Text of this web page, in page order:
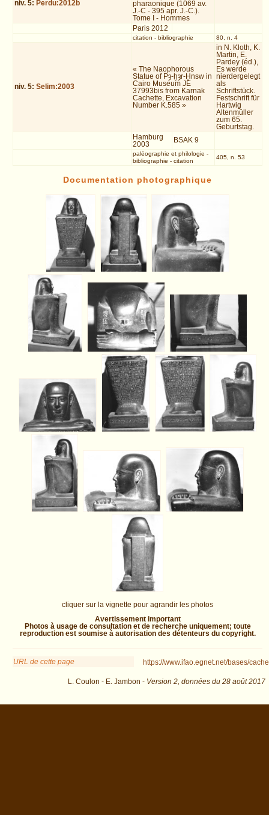
niv. 5: Perdu:2012b
pharaonique (1069 av.
J.-C - 395 apr. J.-C.).
Tome I - Hommes
Paris 2012
citation - bibliographie 80, n. 4
niv. 5:Selim:2003
« The Naophorous
Statue of Pȝ-ḫȝr-Ḫnsw in
Cairo Museum JE
37993bis from Karnak
Cachette, Excavation
Number K.585 »
in N. Kloth, K.
Martin, E.
Pardey (éd.),
Es werde
nierdergelegt
als
Schriftstück.
Festschrift für
Hartwig
Altenmüller
zum 65.
Geburtstag.
Hamburg
2003
BSAK 9
paléographie et philologie -
bibliographie - citation
405, n. 53
Documentation photographique
cliquer sur la vignette pour agrandir les photos
Avertissement important
Photos à usage de consultation et de recherche uniquement; toute
reproduction est soumise à autorisation des détenteurs du copyright.
URL de cette page https://www.ifao.egnet.net/bases/
L. Coulon - E. Jambon - Version 2, données du 28 août 2017